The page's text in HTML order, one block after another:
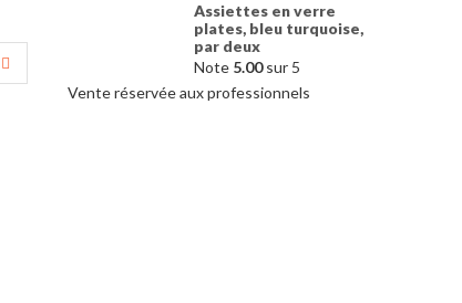
Assiettes en verre
plates, bleu turquoise,
par deux
Note 5.00sur 5
Vente réservée aux professionnels